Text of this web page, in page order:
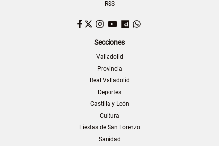
RSS
Facebook
TwitterInstagram
YouTubeDailymotion
Secciones
Valladolid
Provincia
Real Valladolid
Deportes
Castilla y León
Cultura
Fiestas de San Lorenzo
Sanidad